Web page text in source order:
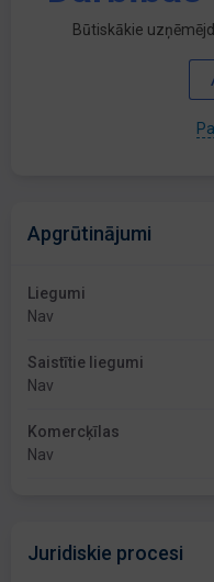
Būtiskākie
Apgrūtinājumi
Liegumi
Nav
Saistītie liegumi
Nav
Komercķīlas
Nav
Juridiskie procesi